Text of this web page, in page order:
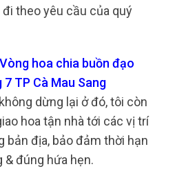
theo yêu cầu của quý
hoa chia buồn đạo
TP Cà Mau Sang
không dừng lại ở đó, tôi còn
hoa tận nhà tới các vị trí
bản địa, bảo đảm thời hạn
& đúng hứa hẹn.